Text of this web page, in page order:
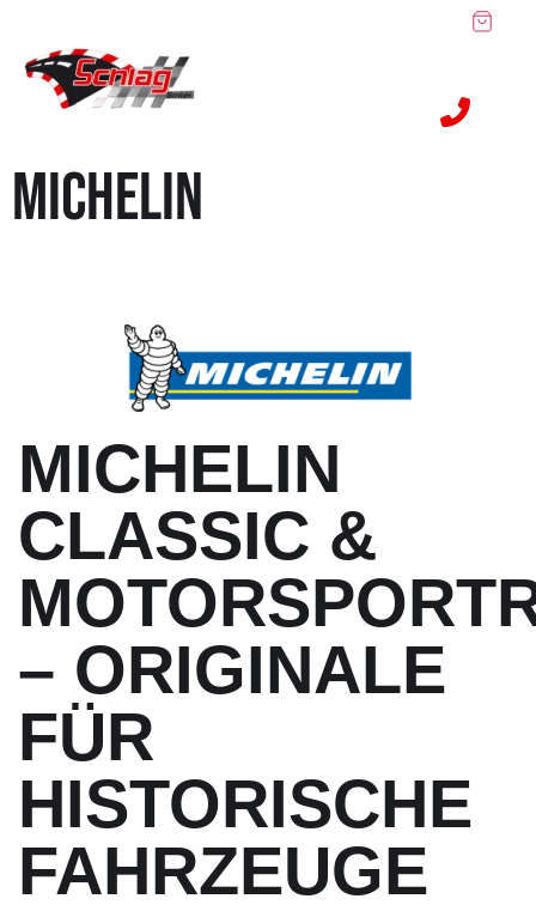
MICHELIN
MICHELIN
CLASSIC &
– ORIGINALE
FÜR
HISTORISCHE
FAHRZEUGE